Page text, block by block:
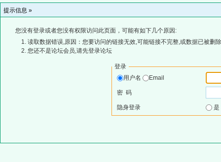
提示信息 »
您没有登录或者您没有权限访问此页面，可能有如下几个原因:
读取数据错误,原因：您要访问的链接无效,可能链接不完整,或数据已被删
您还不是论坛会员,请先登录论坛
登录
用户名
Email
密 码
隐身登录